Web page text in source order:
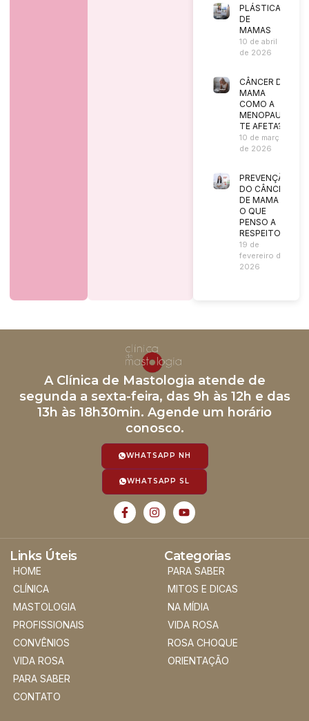
PLÁSTICA
DE
MAMAS
10 de abril
de 2026
CÂNCER DE
MAMA
COMO A
MENOPAUSA
TE AFETA?
10 de março
de 2026
PREVENÇÃO
DO CÂNCER
DE MAMA |
O QUE
PENSO A
RESPEITO?
19 de
fevereiro de
2026
A Clínica de Mastologia atende de
segunda a sexta-feira, das 9h às 12h e das
13h às 18h30min. Agende um horário
conosco.
WHATSAPP NH
WHATSAPP SL
Links Úteis
HOME
CLÍNICA
MASTOLOGIA
PROFISSIONAIS
CONVÊNIOS
VIDA ROSA
PARA SABER
CONTATO
Categorias
PARA SABER
MITOS E DICAS
NA MÍDIA
VIDA ROSA
ROSA CHOQUE
ORIENTAÇÃO